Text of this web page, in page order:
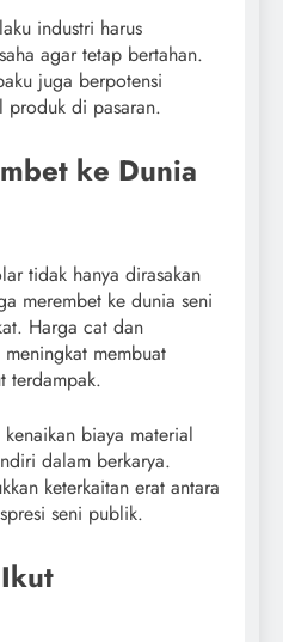
industri harus
agar tetap bertahan.
juga berpotensi
produk di pasaran.
ke Dunia
tidak hanya dirasakan
merembet ke dunia seni
Harga cat dan
membuat
terdampak.
biaya material
dalam berkarya.
keterkaitan erat antara
seni publik.